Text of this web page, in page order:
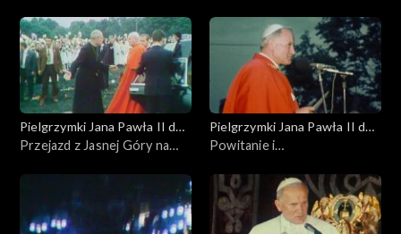
Pielgrzymki Jana Pawła II do
Polski
Przejazd z Jasnej Góry na
Pielgrzymki Jana Pawła II do
Polski
Powitanie i